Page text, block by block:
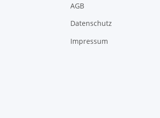
AGB
Datenschutz
Impressum